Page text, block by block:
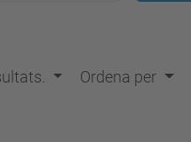
Ordena per